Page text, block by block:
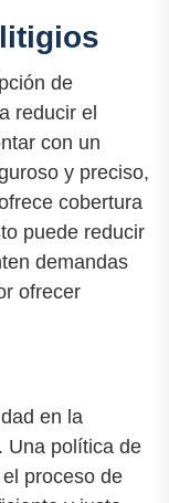
de
reducir el
con un
y preciso,
cobertura
puede reducir
demandas
ofrecer
en la
Una política de
proceso de